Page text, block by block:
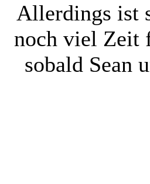
Allerdings ist
noch viel Zeit
sobald Sean